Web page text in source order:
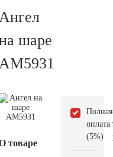
Ангел
шаре
AM5931
товаре
Полная
оплата
(5%)